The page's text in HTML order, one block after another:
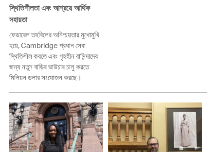
স্থিতিশীলতা এবং আশ্রয়ে আর্থিক
সহায়তা
ফেডারেল তহবিলের অনিশ্চয়তার মুখোমুখি
হয়ে, Cambridge প্রধান সেবা
স্থিতিশীল করতে এবং গৃহহীন বাসিন্দাদের
জন্য নতুন বাড়ির ভাউচার চালু করতে
মিলিয়ন ডলার সংযোজন করছে।